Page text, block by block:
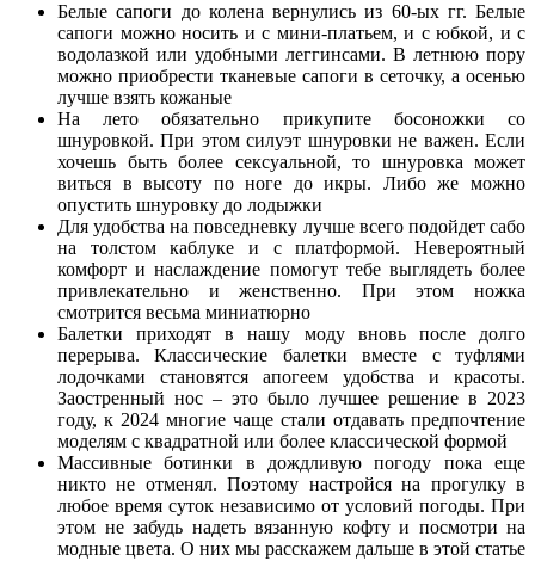
Белые сапоги до колена вернулись из 60-ых гг. Белые
сапоги можно носить и с мини-платьем, и с юбкой, и с
водолазкой или удобными леггинсами. В летнюю пору
можно приобрести тканевые сапоги в сеточку, а осенью
лучше взять кожаные
На лето обязательно прикупите босоножки со
шнуровкой. При этом силуэт шнуровки не важен. Если
хочешь быть более сексуальной, то шнуровка может
виться в высоту по ноге до икры. Либо же можно
опустить шнуровку до лодыжки
Для удобства на повседневку лучше всего подойдет сабо
на толстом каблуке и с платформой. Невероятный
комфорт и наслаждение помогут тебе выглядеть более
привлекательно и женственно. При этом ножка
смотрится весьма миниатюрно
Балетки приходят в нашу моду вновь после долго
перерыва. Классические балетки вместе с туфлями
лодочками становятся апогеем удобства и красоты.
Заостренный нос – это было лучшее решение в 2023
году, к 2024 многие чаще стали отдавать предпочтение
моделям с квадратной или более классической формой
Массивные ботинки в дождливую погоду пока еще
никто не отменял. Поэтому настройся на прогулку в
любое время суток независимо от условий погоды. При
этом не забудь надеть вязанную кофту и посмотри на
модные цвета. О них мы расскажем дальше в этой статье